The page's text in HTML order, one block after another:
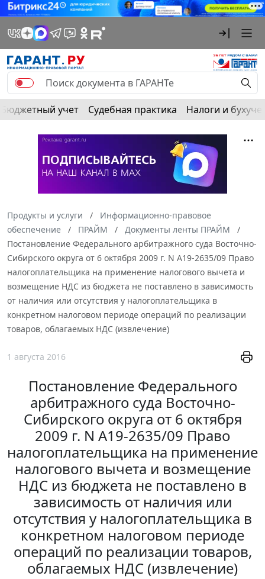
Бюджетный учет Судебная практика Налоги и
Продукты и услуги
Информационно-правовое
обеспечение
ПРАЙМ
Документы ленты ПРАЙМ
Постановление Федерального арбитражного суда Восточно-
Сибирского округа от 6 октября 2009 г. N А19-2635/09 Право
налогоплательщика на применение налогового вычета и
возмещение НДС из бюджета не поставлено в зависимость
от наличия или отсутствия у налогоплательщика в
конкретном налоговом периоде операций по реализации
товаров, облагаемых НДС (извлечение)
1 августа 2016
Постановление Федерального
арбитражного суда Восточно-
Сибирского округа от 6 октября
2009 г. N А19-2635/09 Право
налогоплательщика на применение
налогового вычета и возмещение
НДС из бюджета не поставлено в
зависимость от наличия или
отсутствия у налогоплательщика в
конкретном налоговом периоде
операций по реализации товаров,
облагаемых НДС (извлечение)